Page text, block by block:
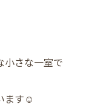
小さな一室で
ます☺️